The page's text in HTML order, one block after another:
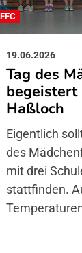
FFC
19.06.2026
Tag des
begeistert
Haßloch
Eigentlich
des
mit drei
stattfinden.